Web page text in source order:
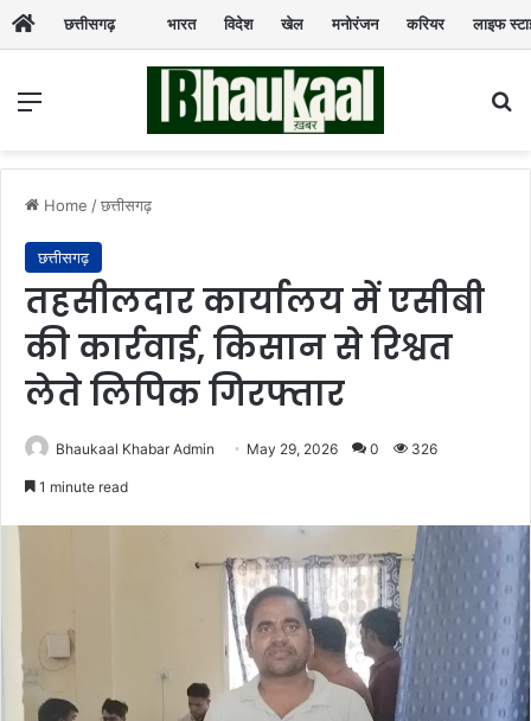
छत्तीसगढ़ भारत विदेश खेल मनोरंजन करियर लाइफ
Menu
Home /छत्तीसगढ़
छत्तीसगढ़
तहसीलदार कार्यालय में एसीबी
की कार्रवाई, किसान से रिश्वत
लेते लिपिक गिरफ्तार
Bhaukaal Khabar Admin May 29, 2026 0 326
1 minute read